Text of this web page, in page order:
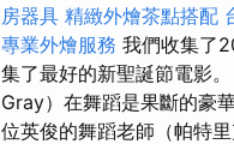
房器具 精緻外燴茶點搭配
專業外燴服務 我們收集了
集了最好的新聖誕節電影
Gray）在舞蹈是果斷的豪
位英俊的舞蹈老師（帕特